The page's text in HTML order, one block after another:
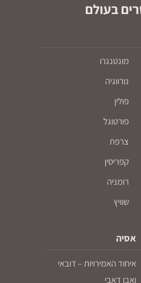
בעולם
מונטנגרו
נורווגיה
פולין
פורטוגל
צרפת
קפריסין
רומניה
שוויץ
אסיה
איחוד האמירויות – דובאי
ואבו דאבי